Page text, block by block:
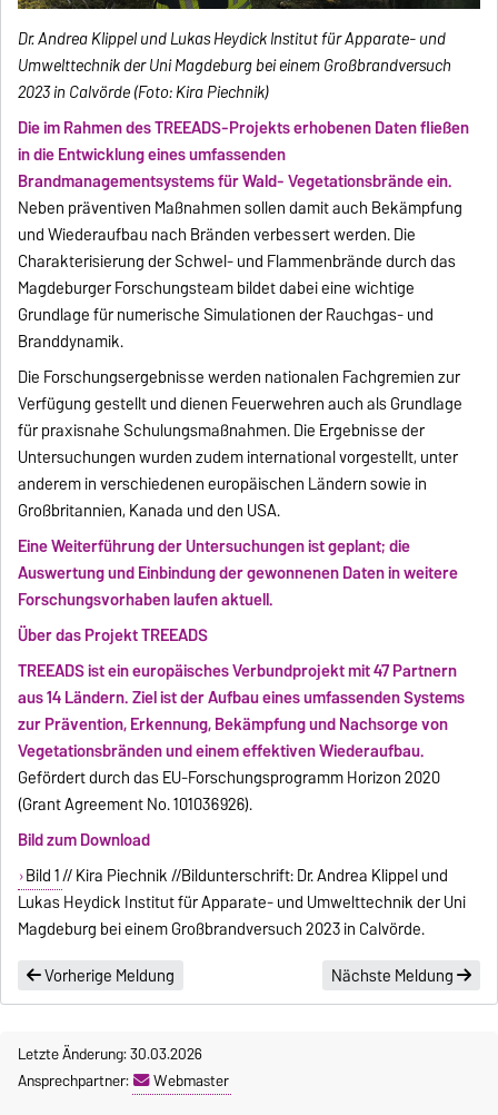
Dr. Andrea Klippel und Lukas Heydick Institut für Apparate- und
Umwelttechnik der Uni Magdeburg bei einem Großbrandversuch
2023 in Calvörde (Foto: Kira Piechnik)
Die im Rahmen des TREEADS-Projekts erhobenen Daten fließen
in die Entwicklung eines umfassenden
Brandmanagementsystems für Wald- Vegetationsbrände ein.
Neben präventiven Maßnahmen sollen damit auch Bekämpfung
und Wiederaufbau nach Bränden verbessert werden. Die
Charakterisierung der Schwel- und Flammenbrände durch das
Magdeburger Forschungsteam bildet dabei eine wichtige
Grundlage für numerische Simulationen der Rauchgas- und
Branddynamik.
Die Forschungsergebnisse werden nationalen Fachgremien zur
Verfügung gestellt und dienen Feuerwehren auch als Grundlage
für praxisnahe Schulungsmaßnahmen. Die Ergebnisse der
Untersuchungen wurden zudem international vorgestellt, unter
anderem in verschiedenen europäischen Ländern sowie in
Großbritannien, Kanada und den USA.
Eine Weiterführung der Untersuchungen ist geplant; die
Auswertung und Einbindung der gewonnenen Daten in weitere
Forschungsvorhaben laufen aktuell.
Über das Projekt TREEADS
TREEADS ist ein europäisches Verbundprojekt mit 47 Partnern
aus 14 Ländern. Ziel ist der Aufbau eines umfassenden Systems
zur Prävention, Erkennung, Bekämpfung und Nachsorge von
Vegetationsbränden und einem effektiven Wiederaufbau.
Gefördert durch das EU-Forschungsprogramm Horizon 2020
(Grant Agreement No. 101036926).
Bild zum Download
Bild 1// Kira Piechnik //Bildunterschrift: Dr. Andrea Klippel und
Lukas Heydick Institut für Apparate- und Umwelttechnik der Uni
Magdeburg bei einem Großbrandversuch 2023 in Calvörde.
Vorherige Meldung
Nächste Meldung
Letzte Änderung: 30.03.2026
Ansprechpartner:
Webmaster